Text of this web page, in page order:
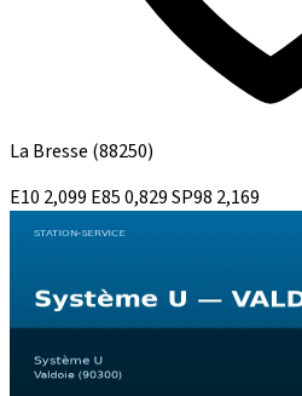
La Bresse (88250)
E10 2,099 E850,829SP98 2,169